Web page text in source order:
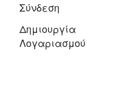
Σύνδεση
Δημιουργία
Λογαριασμού